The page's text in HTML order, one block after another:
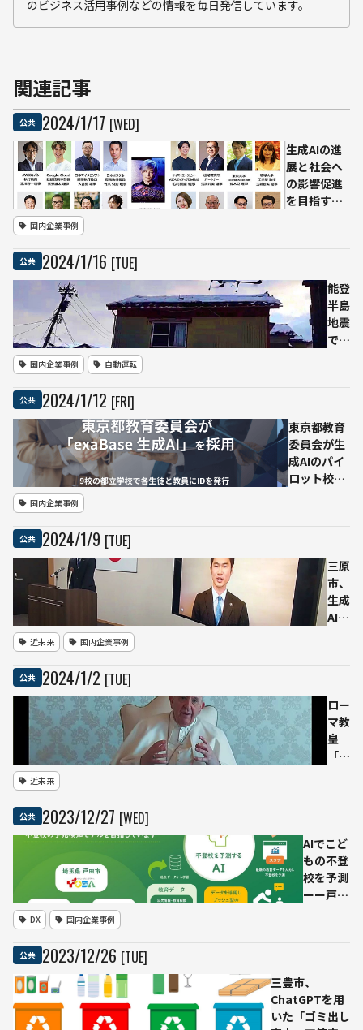
のビジネス活用事例などの情報を毎日発信しています。
関連記事
公共 2024/1/17 [WED]
生成AIの進
展と社会へ
の影響促進
を目指す
設立ーー日
本全体の産
業競争力を
高める
国内企業事例
公共 2024/1/16 [TUE]
能登
半島
地震
で国
よる
被災
地へ
の支
不明
者捜
索な
どを
ーシ
ョン
など
国内企業事例 自動運転
公共 2024/1/12 [FRI]
東京都教育
委員会が生
成AIのパイ
ロット校に
国内企業事例
公共 2024/1/9 [TUE]
三原
市、
生成
AIを
長」
が年
頭挨
拶を
近未来 国内企業事例
公共 2024/1/2 [TUE]
ロー
マ教
皇
「世
メッ
セー
ジ、
平和
警告
近未来
公共 2023/12/27 [WED]
AIでこど
もの不登
校を予測
ーー戸田
ェクト開
始
DX 国内企業事例
公共 2023/12/26 [TUE]
三豊市、
ChatGPTを用
いた「ゴミ出し